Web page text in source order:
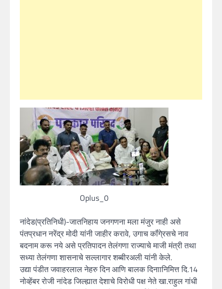
Oplus_0
नांदेड(प्रतिनिधी)-जातनिहाय जनगणना मला मंजुर नाही असे
पंतप्रधान नरेंद्र मोदी यांनी जाहीर करावे, उगाच कॉंगे्रसचे नाव
बदनाम करू नये असे प्रतिपादन तेलंगणा राज्याचे माजी मंत्री तथा
सध्या तेलंगणा शासनाचे सल्लागार शब्बीरअली यांनी केले.
उद्या पंडीत जवाहरलाल नेहरु दिन आणि बालक दिनाानिमित्त दि.14
नोव्हेंबर रोजी नांदेड जिल्ह्यात देशाचे विरोधी पक्ष नेते खा.राहुल गांधी